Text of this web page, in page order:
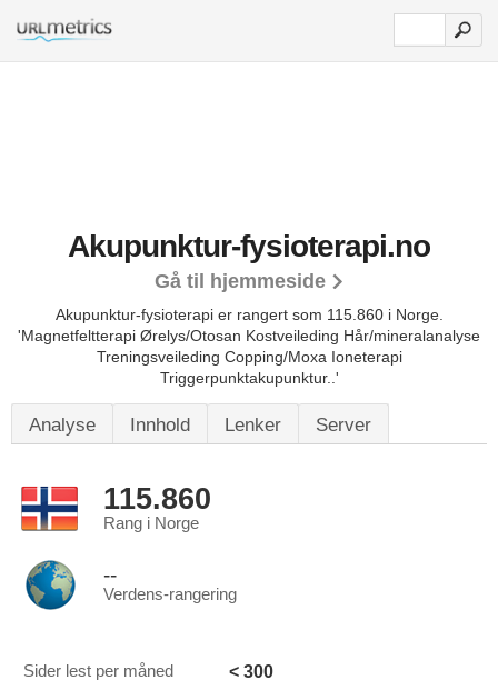
Akupunktur-fysioterapi.no
Gå til hjemmeside
Akupunktur-fysioterapi er rangert som 115.860 i Norge.
'Magnetfeltterapi Ørelys/Otosan Kostveileding Hår/mineralanalyse
Treningsveileding Copping/Moxa Ioneterapi
Triggerpunktakupunktur..'
Analyse Innhold Lenker Server
115.860
Rang i Norge
--
Verdens-rangering
Sider lest per måned < 300